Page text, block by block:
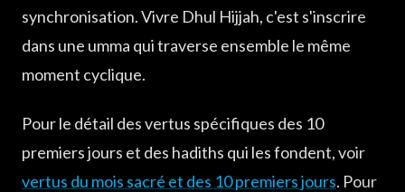
synchronisation. Vivre Dhul Hijjah, c'est s'inscrire
dans une umma qui traverse ensemble le même
moment cyclique.
Pour le détail des vertus spécifiques des 10
premiers jours et des hadiths qui les fondent, voir
vertus du mois sacré et des 10 premiers jours. Pour